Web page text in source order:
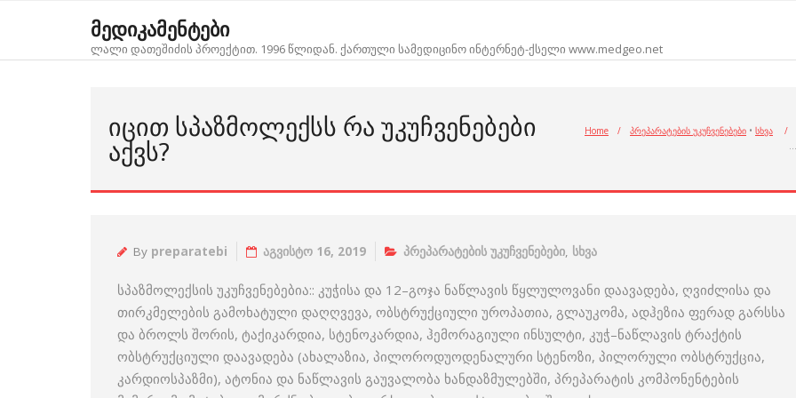
მედიკამენტები
ლალი დათეშიძის პროექტით. 1996 წლიდან. ქართული სამედიცინო ინტერნეტ-ქსელი www.medgeo.net
ᲘᲪᲘᲗ ᲡᲞᲐᲖᲛᲝᲚᲔᲥᲡᲡ ᲠᲐ ᲣᲙᲣᲩᲕᲔᲜᲔᲑᲔᲑᲘ
ᲐᲥᲕᲡ?
Home / პრეპარატების უკუჩვენებები • სხვა
/
…
By preparatebi აგვისტო 16, 2019 პრეპარატების უკუჩვენებები, სხვა
სპაზმოლექსის უკუჩვენებებია:: კუჭისა და 12–გოჯა ნაწლავის წყლულოვანი დაავადება, ღვიძლისა და
თირკმელების გამოხატული დაღღვევა, ობსტრუქციული უროპათია, გლაუკომა, ადჰეზია ფერად გარსსა
და ბროლს შორის, ტაქიკარდია, სტენოკარდია, ჰემორაგიული ინსულტი, კუჭ–ნაწლავის ტრაქტის
ობსტრუქციული დაავადება (ახალაზია, პილოროდუოდენალური სტენოზი, პილორული ობსტრუქცია,
კარდიოსპაზმი), ატონია და ნაწლავის გაუვალობა ხანდაზმულებში, პრეპარატის კომპონენტების